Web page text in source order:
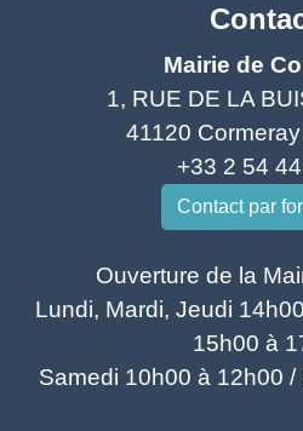
Mairie de
1, RUE DE LA
41120
+33 2 54
Contact par
Ouverture de la
Lundi, Mardi, Jeudi
15h00 à
Samedi 10h00 à 12h00